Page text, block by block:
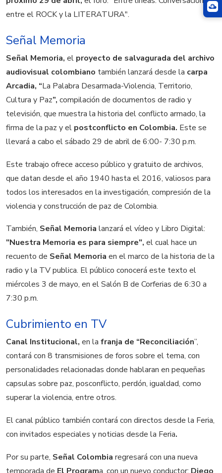
entre el ROCK y la LITERATURA".
Señal Memoria
Señal Memoria, el proyecto de salvagurada del archivo
audiovisual colombiano también lanzará desde la carpa
Arcadia, “La Palabra Desarmada-Violencia, Territorio,
Cultura y Paz”, compilación de documentos de radio y
televisión, que muestra la historia del conflicto armado, la
firma de la paz y el postconflicto en Colombia. Este se
llevará a cabo el sábado 29 de abril de 6:00- 7:30 p.m.
Este trabajo ofrece acceso público y gratuito de archivos,
que datan desde el año 1940 hasta el 2016, valiosos para
todos los interesados en la investigación, compresión de la
violencia y construcción de paz de Colombia.
También, Señal Memoria lanzará el vídeo y Libro Digital:
"Nuestra Memoria es para siempre", el cual hace un
recuento de Señal Memoria en el marco de la historia de la
radio y la TV publica. El público conocerá este texto el
miércoles 3 de mayo, en el Salón B de Corferias de 6:30 a
7:30 p.m.
Cubrimiento en TV
Canal Institucional, en la franja de “Reconciliación”,
contará con 8 transmisiones de foros sobre el tema, con
personalidades relacionadas donde hablaran en pequeñas
capsulas sobre paz, posconflicto, perdón, igualdad, como
superar la violencia, entre otros.
El canal público también contará con directos desde la Feria,
con invitados especiales y noticias desde la Feria.
Por su parte, Señal Colombia regresará con una nueva